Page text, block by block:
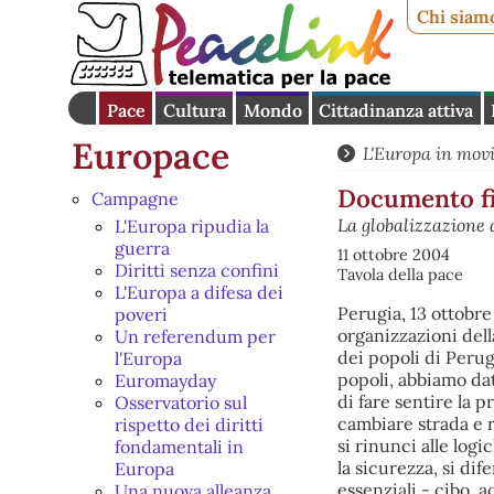
Chi
Pace Cultura Mondo Cittadinanza attiva
Europace
Campagne
L'Europa ripudia la
guerra
Diritti senza confini
L'Europa a difesa dei
poveri
Un referendum per
l'Europa
Euromayday
Osservatorio sul
rispetto dei diritti
fondamentali in
Europa
L'Europa in
Documento
La globalizzazione
11 ottobre 2004
Tavola della pace
Perugia, 13 ottobre 2001 Per la quarta volta noi, rappresentanti di centinaia di organizzazioni della società civile di tutto il mondo, ci ritroviamo all'Assemblea dell'Onu dei popoli di Perugia. In quest'incontro abbiamo costruito relazioni e solidarietà tra i popoli, abbiamo dato il nostro contributo a una vera e propria società civile globale capace di fare sentire la propria voce sui problemi del pianeta. La nostra voce chiede a tutti di cambiare strada e rispondere alle esigenze di pace e di giustizia per tutti. Chiediamo che si rinunci alle logiche di guerra e di potenza militare, si elimini il terrorismo, si garantisca la sicurezza, si difendano i diritti umani, si risponda ai bisogni di tutti partendo da quelli essenziali - cibo, acqua, lavoro - si promuova la giustizia, uno sviluppo equo e sostenibile, l'uguaglianza, la democrazia, il rispetto delle diversità, la solidarietà e la condivisione. Questa nuova strada noi la stiamo già percorrendo, con il nostro lavoro per ridurre le ingiustizie, per la soluzione nonviolenta dei conflitti, per costruire un ordine internazionale che sappia fare a meno della guerra, per promuovere i diritti umani e sociali, per costruire ovunque solidarietà, uguaglianza e democrazia. La percorriamo sempre più lavorando insieme, con reti di associazioni e campagne comuni che attraversano i confini nazionali e affrontano ovunque sia necessario le ingiustizie del pianeta e le responsabilità dei poteri nazionali e sovranazionali. Costruiamo in questo modo una società civile globale sempre più visibile e attiva, protagonista di una globalizzazione dal basso, che diffonde i diritti, la giustizia, la democrazia, contrapposta alla globalizzazione neo-liberista imposta in questi anni dai poteri economici dei paesi più ricchi. Dalla scorsa Assemblea dell'Onu dei popoli nel settembre 1999, questa strada si è fatta più grande e più forte. Milioni di persone in tutto il mondo, un nuovo movimento di movimenti, hanno messo in discussione i poteri globali negli appuntamenti di Seattle, di Praga, di Quebec City, di Genova; nuovi appuntamenti, come il Forum sociale mondiale di Porto Alegre, si sono affermati per dare alle organizzazioni della società civile la possibilità di sviluppare strategie comuni, costruire alternative, proporre politiche diverse. Per mostrare insomma che "un altro